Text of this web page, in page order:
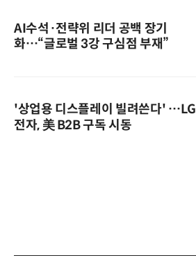
AI수석·전략위 리더 공백 장기
화…“글로벌 3강 구심점 부재”
'상업용 디스플레이 빌려쓴다' …LG
전자, 美 B2B 구독 시동